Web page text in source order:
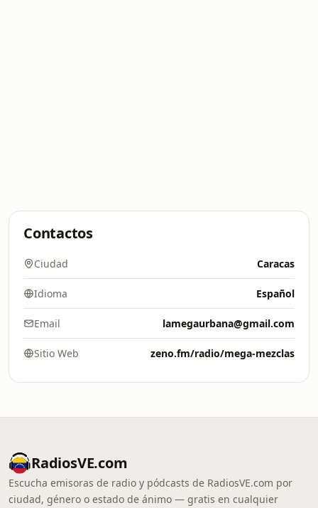
Contactos
Ciudad Caracas
Idioma Español
Email lamegaurbana@gmail.com
Sitio Web zeno.fm/radio/mega-mezclas
RadiosVE.com
Escucha emisoras de radio y pódcasts de RadiosVE.com por
ciudad, género o estado de ánimo — gratis en cualquier